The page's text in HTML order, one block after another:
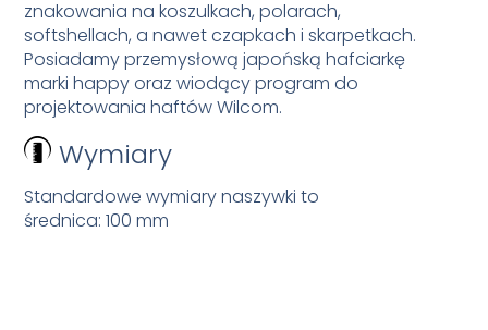
znakowania na koszulkach, polarach,
softshellach, a nawet czapkach i skarpetkach.
Posiadamy przemysłową japońską hafciarkę
marki happy oraz wiodący program do
projektowania haftów Wilcom.
Wymiary
Standardowe wymiary naszywki to
średnica: 100 mm